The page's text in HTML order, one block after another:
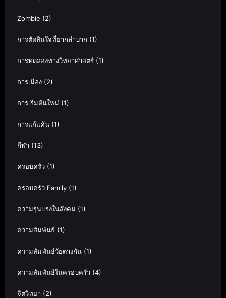
Zombie (2)
การตัดสินใจที่ยากลำบาก (1)
การทดลองทางวิทยาศาสตร์ (1)
การเมือง (2)
การเริ่มต้นใหม่ (1)
การแก้แค้น (1)
กีฬา (13)
ครอบครัว (1)
ครอบครัว Family (1)
ความรุนแรงในสังคม (1)
ความสัมพันธ์ (1)
ความสัมพันธ์วัยต่างกัน (1)
ความสัมพันธ์ในครอบครัว (4)
จิตวิทยา (2)